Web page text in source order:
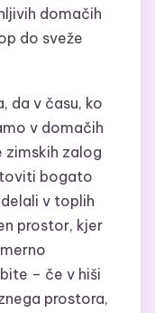
domačih
do sveže
da v času, ko
v domačih
zimskih zalog
bogato
v toplih
prostor, kjer
– če v hiši
prostora,